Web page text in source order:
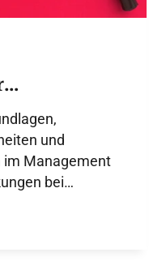
Adipositas
und
im Management
bei